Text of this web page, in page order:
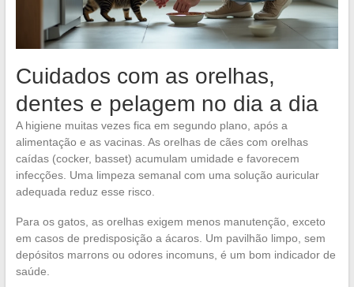
Cuidados com as orelhas,
dentes e pelagem no dia a dia
A higiene muitas vezes fica em segundo plano, após a
alimentação e as vacinas. As orelhas de cães com orelhas
caídas (cocker, basset) acumulam umidade e favorecem
infecções. Uma limpeza semanal com uma solução auricular
adequada reduz esse risco.
Para os gatos, as orelhas exigem menos manutenção, exceto
em casos de predisposição a ácaros. Um pavilhão limpo, sem
depósitos marrons ou odores incomuns, é um bom indicador de
saúde.